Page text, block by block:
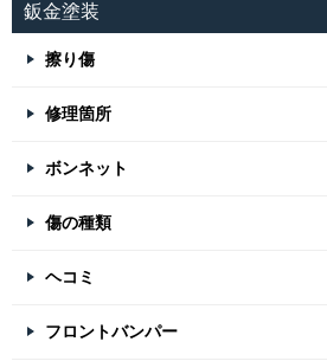
鈑金塗装
擦り傷
修理箇所
ボンネット
傷の種類
ヘコミ
フロントバンパー